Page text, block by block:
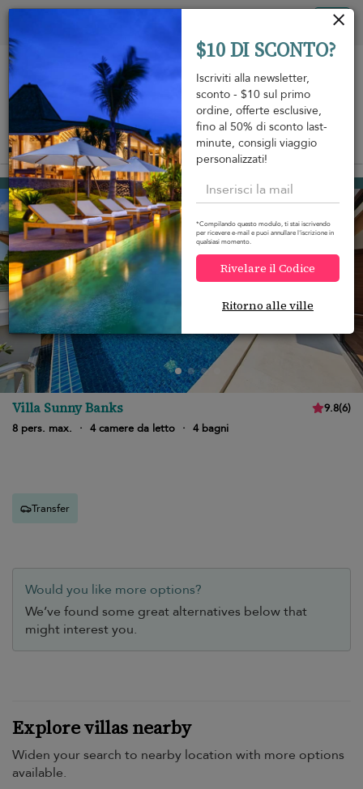
View on map
Lamai beach da248 USD
Villa Sunny Banks 9.8(6)
8 pers. max.
· 4 camere da letto · 4 bagni
Transfer
Would you like more options?
We’ve found some great alternatives below that
might interest you.
Explore villas nearby
Widen your search to nearby location with more options
available.
$10 DI SCONTO?
Iscriviti alla newsletter,
sconto - $10 sul primo
ordine, offerte esclusive,
fino al 50% di sconto last-
minute, consigli viaggio
personalizzati!
*Compilando questo modulo, ti stai iscrivendo
per ricevere e-mail e puoi annullare l'iscrizione in
qualsiasi momento.
Rivelare il Codice
Ritorno alle ville
Pannello di gestione dei cookies